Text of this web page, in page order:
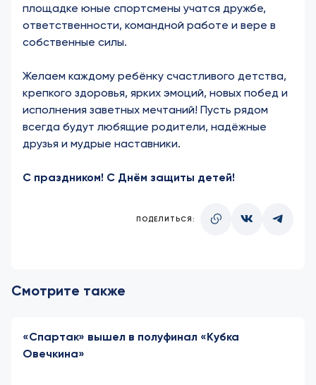
площадке юные спортсмены учатся дружбе,
ответственности, командной работе и вере в
собственные силы.
Желаем каждому ребёнку счастливого детства,
крепкого здоровья, ярких эмоций, новых побед и
исполнения заветных мечтаний! Пусть рядом
всегда будут любящие родители, надёжные
друзья и мудрые наставники.
С праздником! С Днём защиты детей!
ПОДЕЛИТЬСЯ:
Смотрите также
«Спартак» вышел в полуфинал «Кубка
Овечкина»